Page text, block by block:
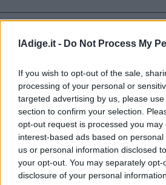
lAdige.it - Do Not Process My
If you wish to opt-out of the sale,
processing of your personal or
targeted advertising by us, please
section to confirm your selection.
opt-out request is processed you may
interest-based ads based on
us or personal information disclosed
your opt-out. You may separately
disclosure of your personal
ROGO
Bolbeno: incendio sul
LO